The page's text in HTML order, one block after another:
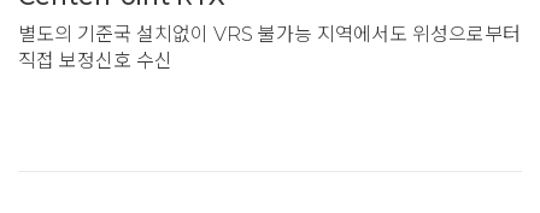
별도의 기준국 설치없이 VRS 불가능 지역에서도 위성으로부터
직접 보정신호 수신